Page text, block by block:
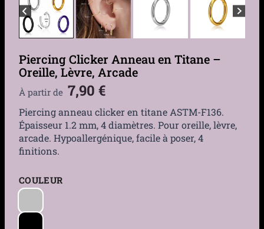
Piercing Clicker Anneau en Titane –
Oreille, Lèvre, Arcade
À partir de 7,90 €
Piercing anneau clicker en titane ASTM-F136.
Épaisseur 1.2 mm, 4 diamètres. Pour oreille, lèvre,
arcade. Hypoallergénique, facile à poser, 4
finitions.
COULEUR